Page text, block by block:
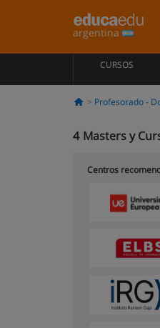
argentina
CURSOS
Profesorado -
4 Masters y
Centros